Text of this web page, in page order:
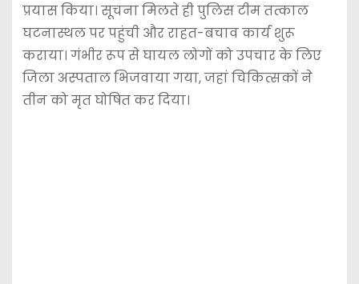
प्रयास किया। सूचना मिलते ही पुलिस टीम तत्काल
घटनास्थल पर पहुंची और राहत-बचाव कार्य शुरू
कराया। गंभीर रूप से घायल लोगों को उपचार के लिए
जिला अस्पताल भिजवाया गया, जहां चिकित्सकों ने
तीन को मृत घोषित कर दिया।